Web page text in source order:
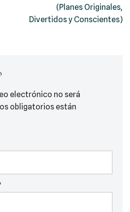
(Planes Originales,
Divertidos y Conscientes)
electrónico no será
obligatorios están